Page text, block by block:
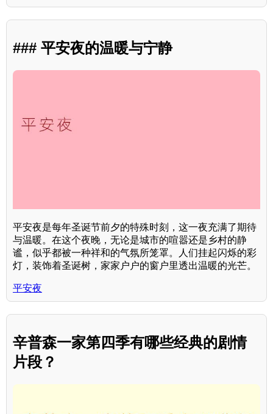
### 平安夜的温暖与宁静
平安夜是每年圣诞节前夕的特殊时刻，这一夜充满了期待
与温暖。在这个夜晚，无论是城市的喧嚣还是乡村的静
谧，似乎都被一种祥和的气氛所笼罩。人们挂起闪烁的彩
灯，装饰着圣诞树，家家户户的窗户里透出温暖的光芒。
平安夜
辛普森一家第四季有哪些经典的剧情
片段？